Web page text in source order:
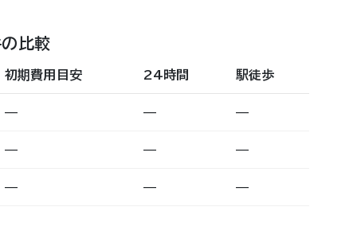
比較
初期費用目安 24時間 駅徒歩
— — —
— — —
— — —